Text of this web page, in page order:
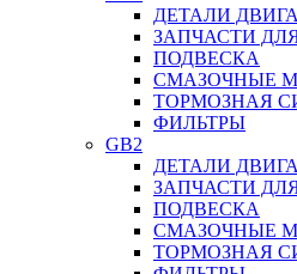
ДЕТАЛИ
ЗАПЧАСТИ
ПОДВЕСКА
СМАЗОЧНЫЕ
ТОРМОЗНАЯ
ФИЛЬТРЫ
GB2
ДЕТАЛИ
ЗАПЧАСТИ
ПОДВЕСКА
СМАЗОЧНЫЕ
ТОРМОЗНАЯ